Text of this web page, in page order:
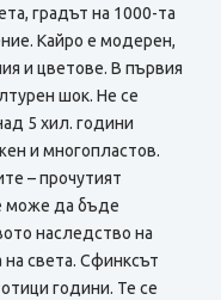
градът на 1000-та
Кайро е модерен,
и цветове. В първия
шок. Не се
5 хил. години
и многопластов.
– прочутият
може да бъде
наследство на
света. Сфинксът
години. Те се